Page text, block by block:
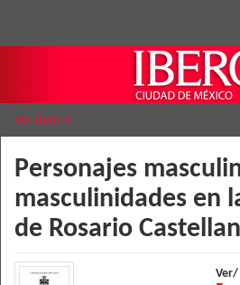
Ver ítem
Personajes
masculinidades en
de Rosario
Ver/